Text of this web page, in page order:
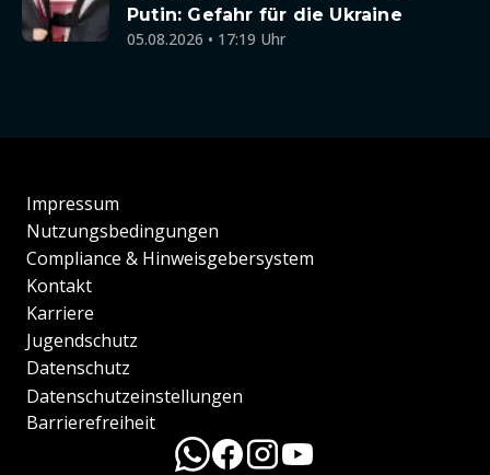
Putin: Gefahr für die Ukraine
05.08.2026 • 17:19 Uhr
Impressum
Nutzungsbedingungen
Compliance & Hinweisgebersystem
Kontakt
Karriere
Jugendschutz
Datenschutz
Datenschutzeinstellungen
Barrierefreiheit